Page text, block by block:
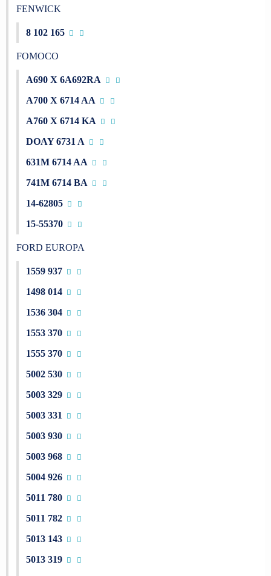
FENWICK
8 102 165
FOMOCO
A690 X 6A692RA
A700 X 6714 AA
A760 X 6714 KA
DOAY 6731 A
631M 6714 AA
741M 6714 BA
14-62805
15-55370
FORD EUROPA
1559 937
1498 014
1536 304
1553 370
1555 370
5002 530
5003 329
5003 331
5003 930
5003 968
5004 926
5011 780
5011 782
5013 143
5013 319